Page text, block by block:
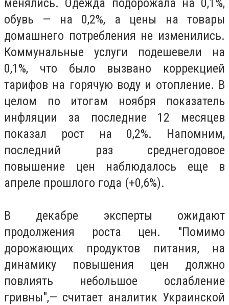
обувь — на 0,2%, а цены на товары
домашнего потребления не изменились.
Коммунальные услуги подешевели на
0,1%, что было вызвано коррекцией
тарифов на горячую воду и отопление. В
целом по итогам ноября показатель
инфляции за последние 12 месяцев
показал рост на 0,2%. Напомним,
последний раз среднегодовое
повышение цен наблюдалось еще в
апреле прошлого года (+0,6%).
В декабре эксперты ожидают
продолжения роста цен. "Помимо
дорожающих продуктов питания, на
динамику повышения цен должно
повлиять небольшое ослабление
гривны",— считает аналитик Украинской